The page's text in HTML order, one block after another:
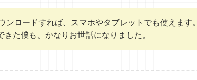
ンロードすれば、スマホやタブレットでも使えます。
きた僕も、かなりお世話になりました。